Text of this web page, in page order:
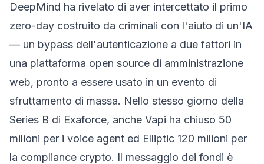
DeepMind ha rivelato di aver intercettato il primo
zero-day costruito da criminali con l'aiuto di un'IA
— un bypass dell'autenticazione a due fattori in
una piattaforma open source di amministrazione
web, pronto a essere usato in un evento di
sfruttamento di massa. Nello stesso giorno della
Series B di Exaforce, anche Vapi ha chiuso 50
milioni per i voice agent ed Elliptic 120 milioni per
la compliance crypto. Il messaggio dei fondi è